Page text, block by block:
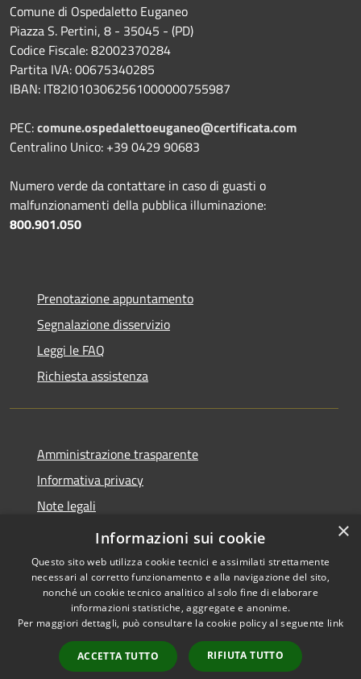
Comune di Ospedaletto Euganeo
Piazza S. Pertini, 8 - 35045 - (PD)
Codice Fiscale: 82002370284
Partita IVA: 00675340285
IBAN: IT82I0103062561000000755987
PEC:comune.ospedalettoeuganeo@certificata.com
Centralino Unico: +39 0429 90683
Numero verde da contattare in caso di guasti o
malfunzionamenti della pubblica illuminazione:
800.901.050
Prenotazione appuntamento
Segnalazione disservizio
Leggi le FAQ
Richiesta assistenza
Amministrazione trasparente
Informativa privacy
Note legali
Dichiarazione di accessibilità
Accessibilità
Copyright © 2026 • Comune di
Ospedaletto Euganeo •
Powered byMunicipium
Accesso redazione
×
Informazioni sui cookie
Questo sito web utilizza cookie tecnici e assimilati strettamente
necessari al corretto funzionamento e alla navigazione del sito,
nonché un cookie tecnico analitico al solo fine di elaborare
informazioni statistiche, aggregate e anonime.
Per maggiori dettagli, può consultare la cookie policy al seguente link
ACCETTA TUTTO RIFIUTA TUTTO